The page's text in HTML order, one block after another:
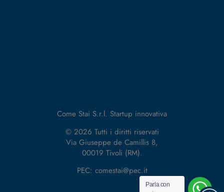
Come Stai S.r.l. Startup innovativa
© 2026 Tutti i diritti riservati
Via Giuseppe de Camillis 8,
00019 Tivoli (RM).
PEC: comestai@pec.it
Parla con